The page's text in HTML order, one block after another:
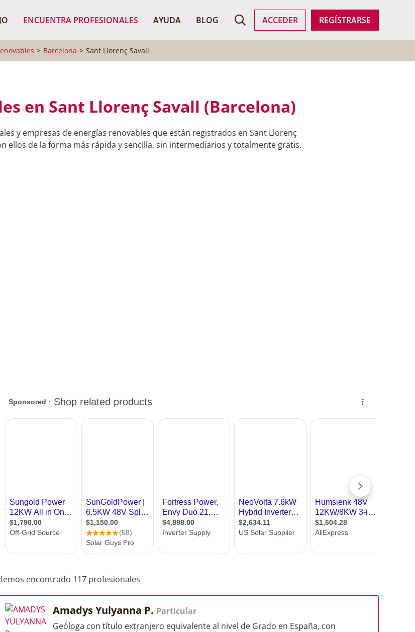
ENCUENTRA PROFESIONALES AYUDA BLOG ACCEDER REGÍSTRARSE
BUSCAR PROFESIONALES
Barcelona Sant Llorenç Savall
en Sant Llorenç Savall (Barcelona)
y empresas de energías renovables que están registrados en Sant Llorenç
ellos de la forma más rápida y sencilla, sin intermediarios y totalmente gratis.
encontrado 117 profesionales
Amadys Yulyanna P. Particular
Geóloga con título extranjero equivalente al nivel de Grado en España, con